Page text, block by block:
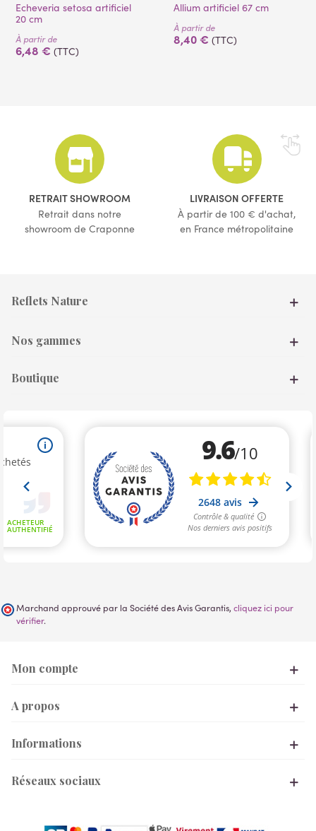
Echeveria setosa artificiel
20 cm
À partir de
6,48 € (TTC)
Allium artificiel 67 cm
À partir de
8,40 € (TTC)
RETRAIT SHOWROOM
Retrait dans notre
showroom de Craponne
LIVRAISON OFFERTE
À partir de 100 € d'achat,
en France métropolitaine
Reflets Nature
Nos gammes
Boutique
Marchand approuvé par la Société des Avis Garantis, cliquez ici pour
vérifier.
Mon compte
A propos
Informations
Réseaux sociaux